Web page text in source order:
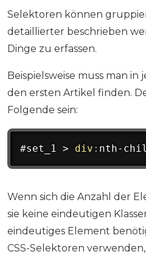
Selektoren können
detaillierter beschrieben
Dinge zu erfassen.
Beispielsweise muss man
den ersten Artikel finden.
Folgende sein:
#set_1 > div : nth-
Wenn sich die Anzahl der
sie keine eindeutigen
eindeutiges Element
CSS-Selektoren